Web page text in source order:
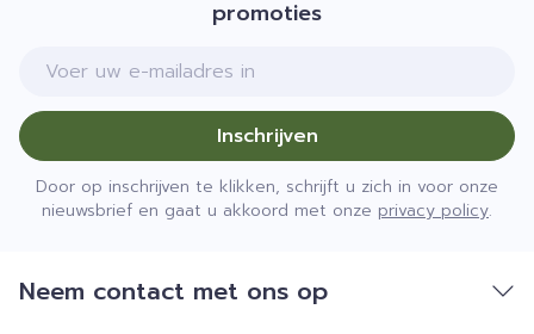
promoties
E-mail adres
Inschrijven
Door op inschrijven te klikken, schrijft u zich in voor onze
nieuwsbrief en gaat u akkoord met onze privacy policy.
Neem contact met ons op